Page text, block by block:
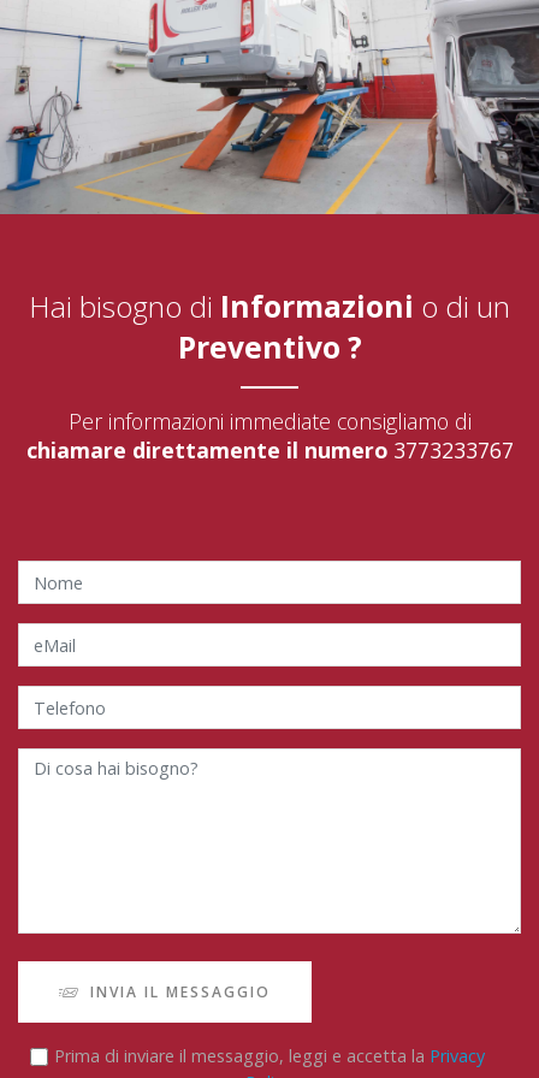
Hai bisogno di Informazioni o di un
Preventivo ?
Per informazioni immediate consigliamo di
chiamare direttamente il numero 3773233767
INVIA IL MESSAGGIO
Prima di inviare il messaggio, leggi e accetta la Privacy